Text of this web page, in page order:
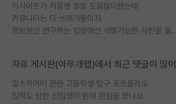
이사이트가 처음엔 정말 도움많이됐는데
커뮤니티는 다 쓰레기통이지
정보보안 연구하는 입장에선 식
자유 게시판(아무개랩)에서 최근 댓글이 많
알츠하이머 관련 고등학생 탐구 포트폴리오
입학도 안한 신입생이 원래 관심을 받나요